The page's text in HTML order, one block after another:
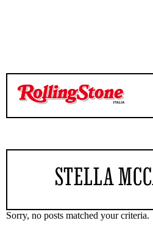
STELLA
Sorry, no posts matched your criteria.